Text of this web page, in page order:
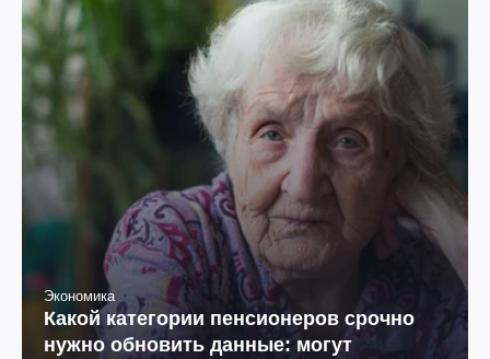
Экономика
Какой категории пенсионеров срочно
нужно обновить данные: могут